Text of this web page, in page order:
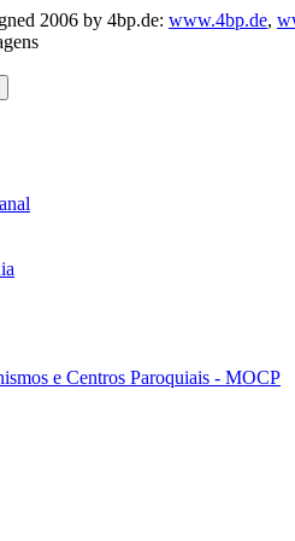
2006 by 4bp.de: www.4bp.de,
e Centros Paroquiais - MOCP